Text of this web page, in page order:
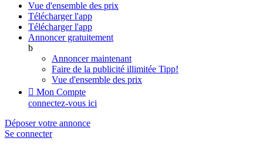
Vue d'ensemble des prix
Télécharger l'app
Télécharger l'app
Annoncer gratuitement
b
Annoncer maintenant
Faire de la publicité illimitée Tipp!
Vue d'ensemble des prix
 Mon Compte
connectez-vous ici
Déposer votre annonce
Se connecter